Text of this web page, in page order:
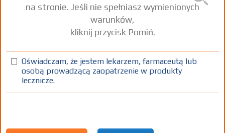
Neurovit Fast
Cyanocobalamin + Pyridoxine + Thiamine
inj.
[roztw.]
(100 mg+ 100 mg+ 1
5 amp. 2
na stronie. Jeśli nie spełniasz wymienionych
warunków,
kliknij przycisk Pomiń.
Oświadczam, że jestem lekarzem, farmaceutą lub
osobą prowadzącą zaopatrzenie w produkty
lecznicze.